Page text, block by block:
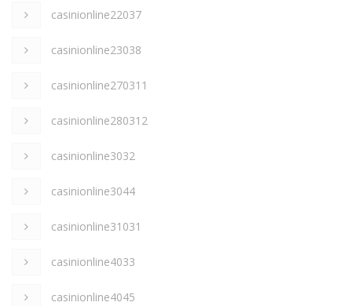
casinionline22037
casinionline23038
casinionline270311
casinionline280312
casinionline3032
casinionline3044
casinionline31031
casinionline4033
casinionline4045